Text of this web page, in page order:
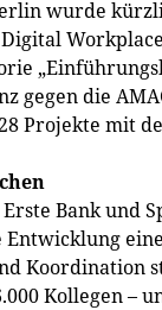
wurde
gegen die
Projekte mit
Bank und
Koordination
Kollegen –